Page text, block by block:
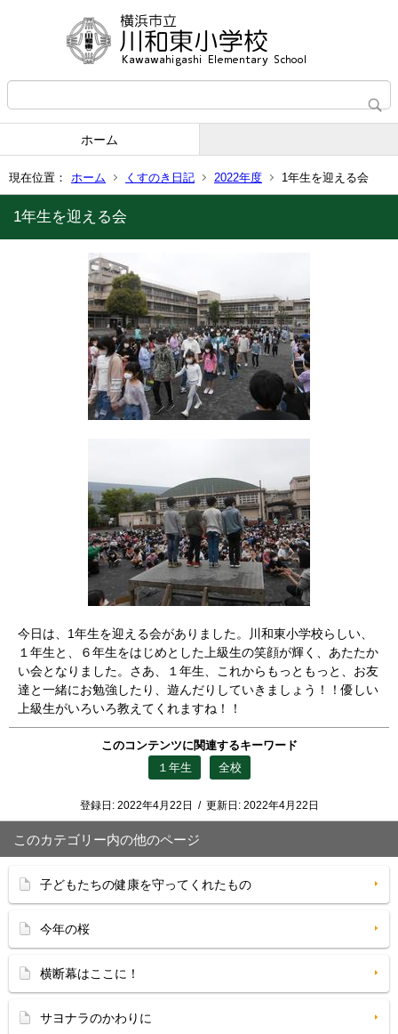
ホーム
現在位置： ホーム くすのき日記 2022年度 1年生を迎える会
1年生を迎える会
今日は、1年生を迎える会がありました。川和東小学校らしい、
１年生と、６年生をはじめとした上級生の笑顔が輝く、あたたか
い会となりました。さあ、１年生、これからもっともっと、お友
達と一緒にお勉強したり、遊んだりしていきましょう！！優しい
上級生がいろいろ教えてくれますね！！
このコンテンツに関連するキーワード
１年生
全校
登録日: 2022年4月22日 / 更新日: 2022年4月22日
このカテゴリー内の他のページ
子どもたちの健康を守ってくれたもの
今年の桜
横断幕はここに！
サヨナラのかわりに